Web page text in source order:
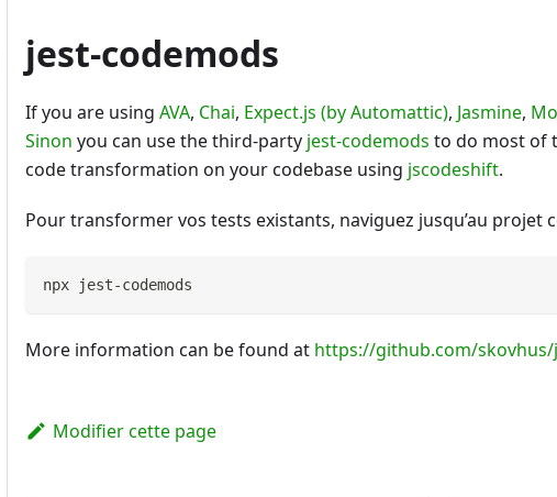
jest-codemods
If you are using AVA, Chai, Expect.js (by Automattic), Jasmine,
Sinon you can use the third-party jest-codemods to do most of
code transformation on your codebase using jscodeshift.
Pour transformer vos tests existants, naviguez jusqu’au projet
npx jest-codemods
More information can be found at https://github.com/skovhus/
Modifier cette page